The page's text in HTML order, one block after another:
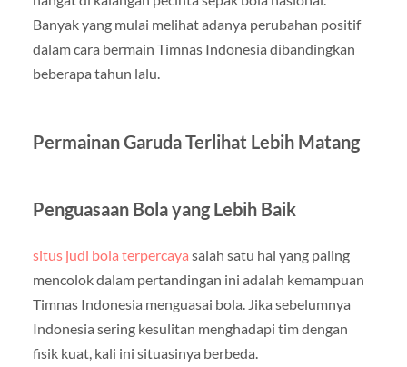
Banyak yang mulai melihat adanya perubahan positif
dalam cara bermain Timnas Indonesia dibandingkan
beberapa tahun lalu.
Permainan Garuda Terlihat Lebih Matang
Penguasaan Bola yang Lebih Baik
situs judi bola terpercaya salah satu hal yang paling
mencolok dalam pertandingan ini adalah kemampuan
Timnas Indonesia menguasai bola. Jika sebelumnya
Indonesia sering kesulitan menghadapi tim dengan
fisik kuat, kali ini situasinya berbeda.